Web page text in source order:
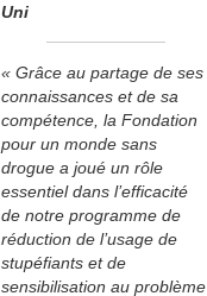
Uni
« Grâce au partage de ses
connaissances et de sa
compétence, la Fondation
pour un monde sans
drogue a joué un rôle
essentiel dans l’efficacité
de notre programme de
réduction de l’usage de
stupéfiants et de
sensibilisation au problème